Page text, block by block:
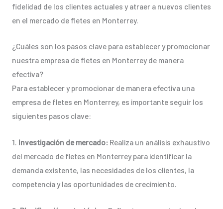
fidelidad de los clientes actuales y atraer a nuevos clientes
en el mercado de fletes en Monterrey.
¿Cuáles son los pasos clave para establecer y promocionar
nuestra empresa de fletes en Monterrey de manera
efectiva?
Para establecer y promocionar de manera efectiva una
empresa de fletes en Monterrey, es importante seguir los
siguientes pasos clave:
1. Investigación de mercado: Realiza un análisis exhaustivo
del mercado de fletes en Monterrey para identificar la
demanda existente, las necesidades de los clientes, la
competencia y las oportunidades de crecimiento.